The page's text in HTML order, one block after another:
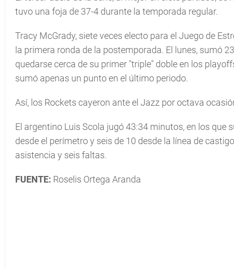
tuvo una foja de 37-4 durante la temporada regular.
Tracy McGrady, siete veces electo para el Juego de
la primera ronda de la postemporada. El lunes, sumó
quedarse cerca de su primer "triple" doble en los
sumó apenas un punto en el último periodo.
Así, los Rockets cayeron ante el Jazz por octava
El argentino Luis Scola jugó 43:34 minutos, en los
desde el perímetro y seis de 10 desde la línea de
asistencia y seis faltas.
FUENTE: Roselis Ortega Aranda